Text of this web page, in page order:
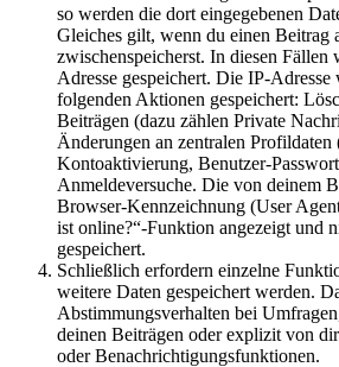
so werden die dort eingegebenen
Gleiches gilt, wenn du einen Beitrag
zwischenspeicherst. In diesen Fällen
Adresse gespeichert. Die IP-
folgenden Aktionen gespeichert:
Beiträgen (dazu zählen Private
Änderungen an zentralen
Kontoaktivierung, Benutzer-
Anmeldeversuche. Die von deinem
Browser-Kennzeichnung (User
ist online?“-Funktion angezeigt und
gespeichert.
Schließlich erfordern einzelne
weitere Daten gespeichert werden.
Abstimmungsverhalten bei
deinen Beiträgen oder explizit von
oder Benachrichtigungsfunktionen.